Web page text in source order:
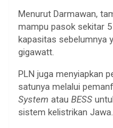
Menurut Darmawan,
mampu pasok sekitar
kapasitas sebelumnya
gigawatt.
PLN juga menyiapkan
satunya melalui
System atau BESS
sistem kelistrikan Jawa.